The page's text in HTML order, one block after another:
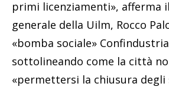
primi licenziamenti», afferma
generale della Uilm, Rocco
«bomba sociale»
sottolineando come la città
«permettersi la chiusura